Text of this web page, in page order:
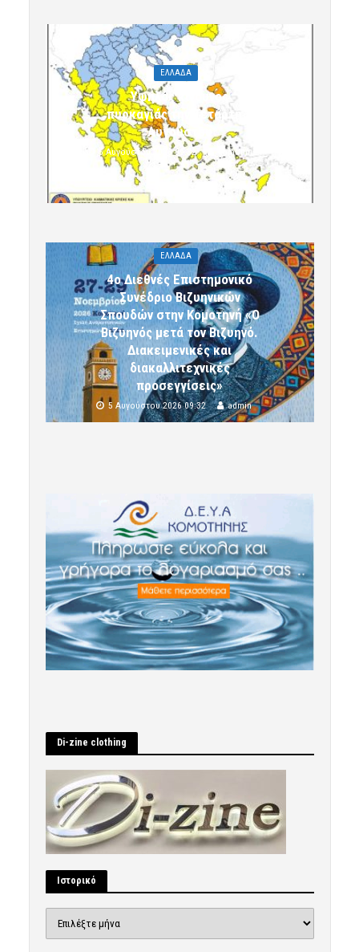
ΕΛΛΑΔΑ
Υψηλός κίνδυνος
πυρκαγιάς την Τετάρτη 5
Αυγούστου
5 Αυγούστου 2026 09:32 komotini24
ΕΛΛΑΔΑ
4ο Διεθνές Επιστημονικό
Συνέδριο Βιζυηνικών
Σπουδών στην Κομοτηνή «Ο
Βιζυηνός μετά τον Βιζυηνό.
Διακειμενικές και
διακαλλιτεχνικές
προσεγγίσεις»
5 Αυγούστου 2026 09:32 admin
Di-zine clothing
Ιστορικό